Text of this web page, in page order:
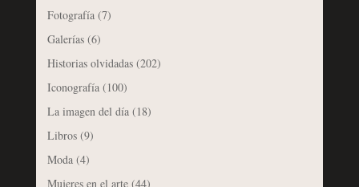
Fotografía(7)
Galerías(6)
Historias olvidadas(202)
Iconografía(100)
La imagen del día(18)
Libros(9)
Moda(4)
Mujeres en el arte(44)